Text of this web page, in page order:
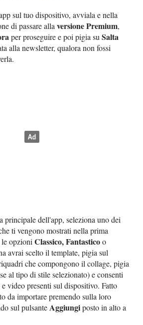
sul tuo dispositivo, avviala e nella
di passare allaversione Premium,
per proseguire e poi pigia suSalta
alla newsletter, qualora non fossi
principale dell'app, seleziona uno dei
ti vengono mostrati nella prima
le opzioniClassico, Fantasticoo
avrai scelto il template, pigia sul
che compongono il collage, pigia
al tipo di stile selezionato) e consenti
video presenti sul dispositivo. Fatto
da importare premendo sulla loro
sul pulsanteAggiungiposto in alto a